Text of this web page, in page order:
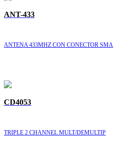
ANT-433
ANTENA 433MHZ CON CONECTOR SMA
CD4053
TRIPLE 2 CHANNEL MULT/DEMULTIP